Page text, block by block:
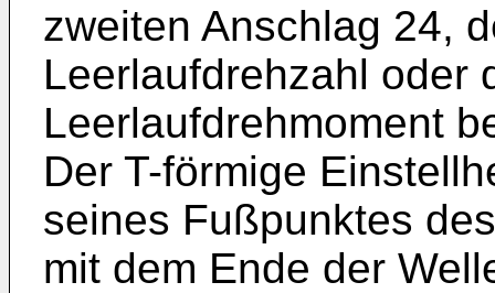
zweiten Anschlag 24,
Leerlaufdrehzahl oder
Leerlaufdrehmoment
Der T-förmige
seines Fußpunktes
mit dem Ende der